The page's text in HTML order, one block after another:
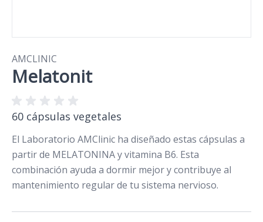
AMCLINIC
Melatonit
60 cápsulas vegetales
El Laboratorio AMClinic ha diseñado estas cápsulas a
partir de MELATONINA y vitamina B6. Esta
combinación ayuda a dormir mejor y contribuye al
mantenimiento regular de tu sistema nervioso.